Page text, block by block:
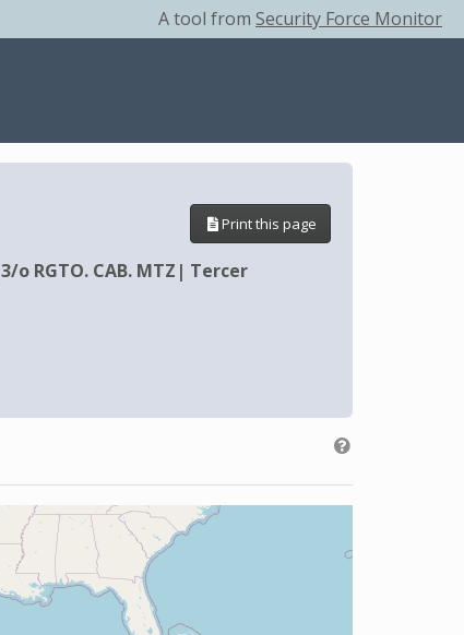
A tool from Security Force Monitor
Print this page
3/o RGTO. CAB. MTZ | Tercer